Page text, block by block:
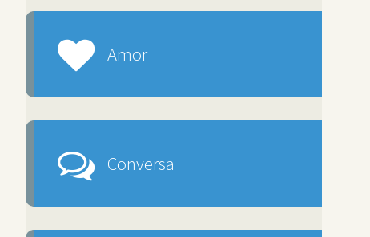
Amor
Conversa